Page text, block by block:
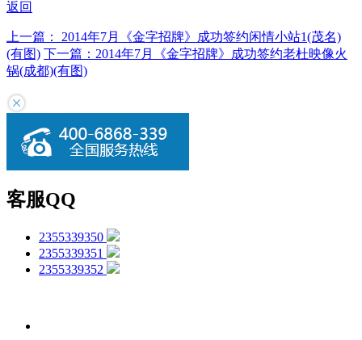
返回
上一篇： 2014年7月《金字招牌》成功签约闲情小站1(茂名)
(有图) 下一篇： 2014年7月《金字招牌》成功签约老杜映像火
锅(成都)(有图)
客服QQ
2355339350
2355339351
2355339352